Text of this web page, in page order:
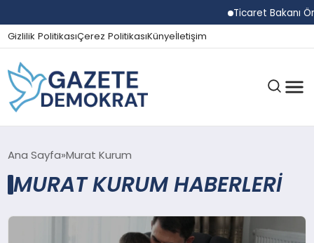
Ticaret Bakanı
Gizlilik PolitikasıÇerez PolitikasıKünyeİletişim
GÜNDEM
Ana Sayfa Murat Kurum
MURAT KURUM HABERLERI